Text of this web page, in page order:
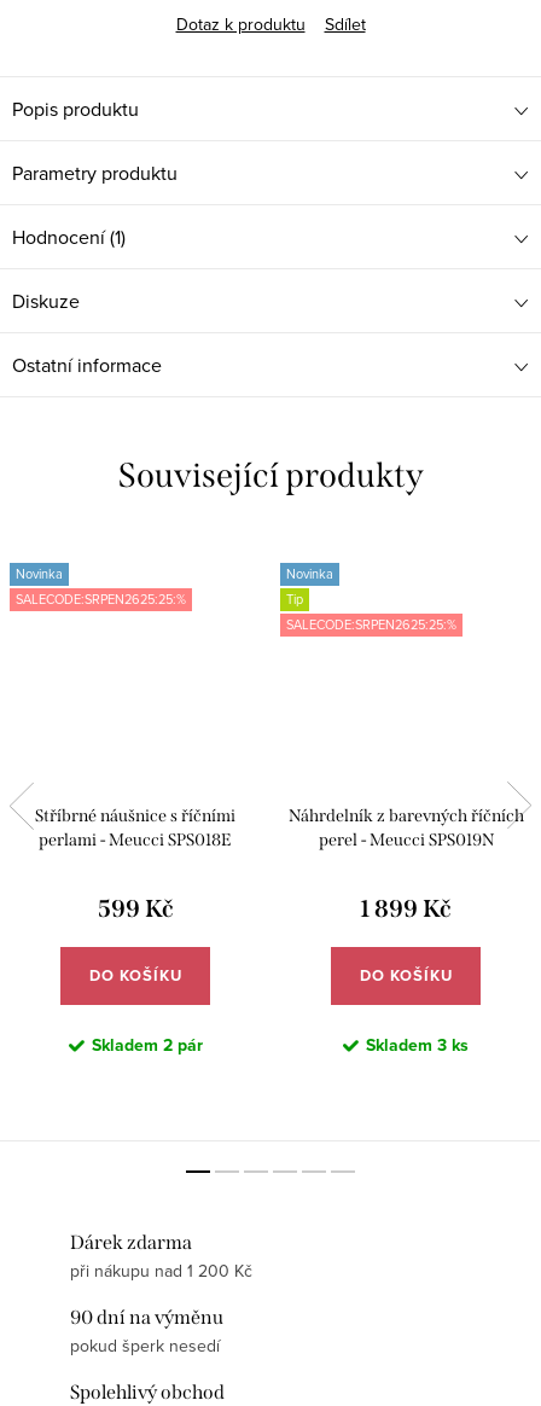
Dotaz k produktu
Sdílet
Popis produktu
Parametry produktu
Hodnocení (1)
Diskuze
Ostatní informace
Související produkty
Novinka
SALECODE:SRPEN2625:25:%
Stříbrné náušnice s říčními
perlami - Meucci SPS018E
599 Kč
DO KOŠÍKU
Skladem 2 pár
Novinka
Tip
SALECODE:SRPEN2625:25:%
Náhrdelník z barevných říčních
perel - Meucci SPS019N
1 899 Kč
DO KOŠÍKU
Skladem 3 ks
Dárek zdarma
při nákupu nad 1 200 Kč
90 dní na výměnu
pokud šperk nesedí
Spolehlivý obchod